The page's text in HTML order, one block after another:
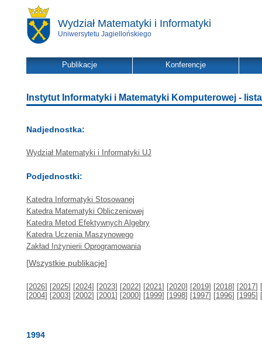
Wydział Matematyki i Informatyki
Uniwersytetu Jagiellońskiego
Publikacje Konferencje
Instytut Informatyki i Matematyki Komputerowej -
Nadjednostka:
Wydział Matematyki i Informatyki UJ
Podjednostki:
Katedra Informatyki Stosowanej
Katedra Matematyki Obliczeniowej
Katedra Metod Efektywnych Algebry
Katedra Uczenia Maszynowego
Zakład Inżynierii Oprogramowania
[Wszystkie publikacje]
[2026] [2025] [2024] [2023] [2022] [2021] [2020] [2019] [2018] [2017] [
[2004] [2003] [2002] [2001] [2000] [1999] [1998] [1997] [1996] [1995] [
1994